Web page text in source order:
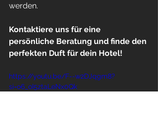
werden.
Kontaktiere uns für eine
persönliche Beratung und finde den
perfekten Duft für dein Hotel!
https://youtu.be/F--w2DJqgm8?
si=o6_oI5ztaLeNx0Qk